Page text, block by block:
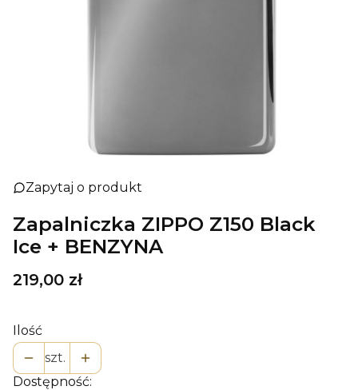
Zapytaj o produkt
Zapalniczka ZIPPO Z150 Black
Ice + BENZYNA
Cena
219,00 zł
Ilość
szt.
Dostępność: